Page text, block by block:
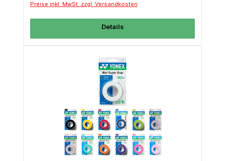
Preise inkl. MwSt. zzgl. Versandkosten
Details